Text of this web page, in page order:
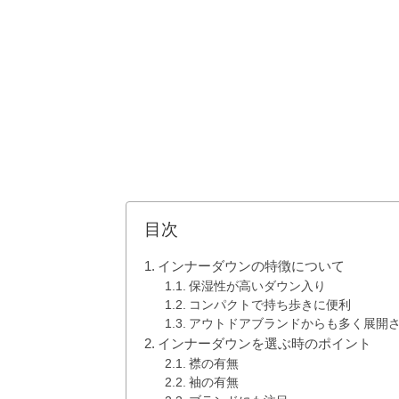
目次
インナーダウンの特徴について
保湿性が高いダウン入り
コンパクトで持ち歩きに便利
アウトドアブランドからも多く展開
インナーダウンを選ぶ時のポイント
襟の有無
袖の有無